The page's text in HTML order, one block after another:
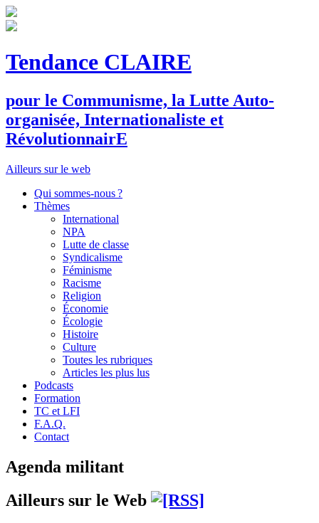
Tendance CLAIRE
pour le Communisme, la Lutte Auto-
organisée, Internationaliste et
RévolutionnairE
Ailleurs sur le web
Qui sommes-nous ?
Thèmes
International
NPA
Lutte de classe
Syndicalisme
Féminisme
Racisme
Religion
Économie
Écologie
Histoire
Culture
Toutes les rubriques
Articles les plus lus
Podcasts
Formation
TC et LFI
F.A.Q.
Contact
Agenda militant
Ailleurs sur le Web